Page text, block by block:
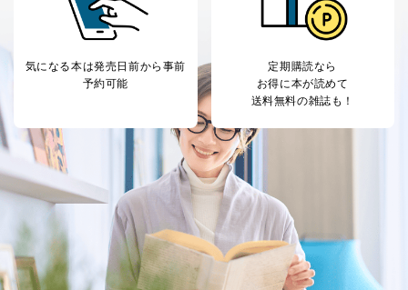
た者が法令の定める事務を遂行することに対して協力
する必要がある場合であって、本人の同意を得ること
により当該事務の遂行に支障を及ぼすおそれがあると
き。
上記２．の利用目的を実施するために守秘義務を結ん
だ企業に、業務の一部として個人情報の取扱いを委
託・提供する場合、その業務に必要な範囲で委託・提
供先企業に個人情報を開示することがあります。
委託・提供先企業は具体的には以下のような企業です
が、これらに限りません。
委託先：カスタマーサポート支援会社 、クレジッ
トカード決済などの決済代行・料金回収会社、広
告配信サービス会社
提供先：出版社、出版物発売元、卸売会社、販売
店など商品の供給者、梱包会社、配送会社、新聞
販売店などの梱包・配送・配達会社
気になる本は発売日前から事前
予約可能
定期購読なら
お得に本が読めて
送料無料の雑誌も！